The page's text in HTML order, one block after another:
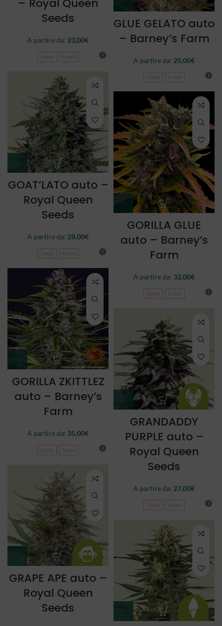
– Royal Queen
Seeds
A partire da: 23,00€
GLUE GELATO auto
– Barney’s Farm
A partire da: 25,00€
GOAT’LATO auto –
Royal Queen
Seeds
A partire da: 28,00€
3 semi
GORILLA GLUE
auto – Barney’s
Farm
A partire da: 32,00€
3 semi
GORILLA ZKITTLEZ
auto – Barney’s
Farm
A partire da: 35,00€
GRANDADDY
PURPLE auto –
Royal Queen
Seeds
A partire da: 27,00€
3 semi
GRAPE APE auto –
Royal Queen
Seeds